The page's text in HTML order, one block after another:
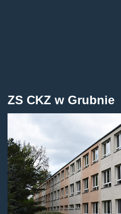
ZS CKZ w Grubnie